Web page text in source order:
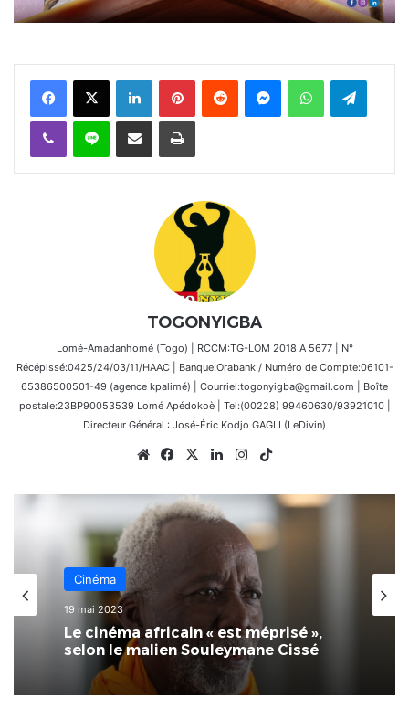
FacebookX Linkedin PinterestReddit MessengerWhatsAppTelegram
Viber Ligne Partager par email Imprimer
TOGONYIGBA
Lomé-Amadanhomé (Togo) | RCCM:TG-LOM 2018 A 5677 | N°
Récépissé:0425/24/03/11/HAAC | Banque:Orabank / Numéro de Compte:06101-
65386500501-49 (agence kpalimé) | Courriel:togonyigba@gmail.com | Boîte
postale:23BP90053539 Lomé Apédokoè | Tel:(00228) 99460630/93921010 |
Directeur Général : José-Éric Kodjo GAGLI (LeDivin)
WebsiteFacebook
X LinkedinInstagram
Cinéma
19 mai 2023
Le cinéma africain « est méprisé »,
selon le malien Souleymane Cissé